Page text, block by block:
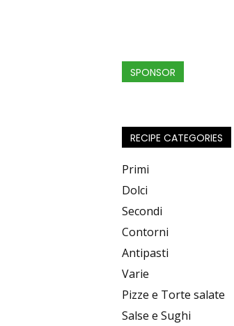
SPONSOR
RECIPE CATEGORIES
Primi
Dolci
Secondi
Contorni
Antipasti
Varie
Pizze e Torte salate
Salse e Sughi